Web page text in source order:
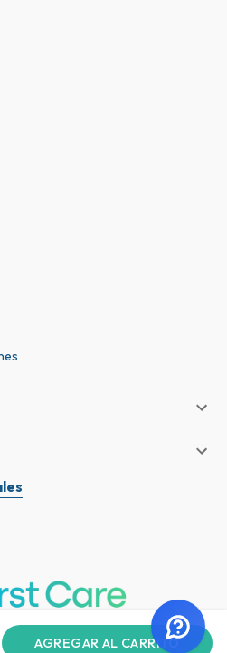
AGREGAR AL CARRITO
los derechos reservados